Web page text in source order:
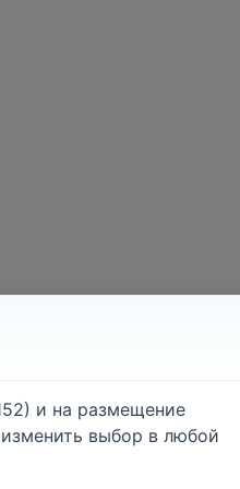
© 2026
и на размещение
выбор в любой